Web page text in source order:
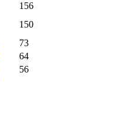
156
150
73
64
56